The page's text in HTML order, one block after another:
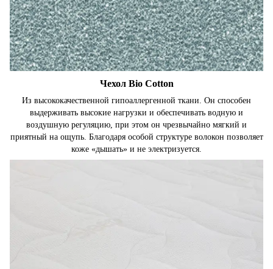
Чехол Bio Cotton
Из высококачественной гипоаллергенной ткани. Он способен
выдерживать высокие нагрузки и обеспечивать водную и
воздушную регуляцию, при этом он чрезвычайно мягкий и
приятный на ощупь. Благодаря особой структуре волокон позволяет
коже «дышать» и не электризуется.